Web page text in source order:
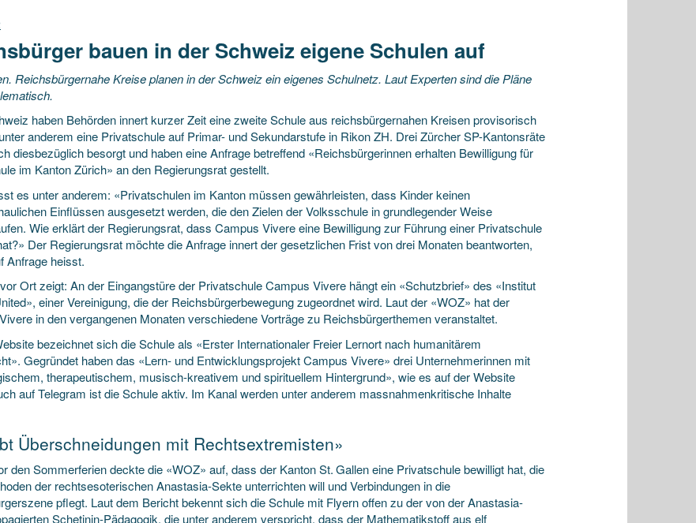
bauen in der Schweiz eigene Schulen auf
Reichsbürgernahe Kreise planen in der Schweiz ein eigenes Schulnetz. Laut Experten sind die Pläne
haben Behörden innert kurzer Zeit eine zweite Schule aus reichsbürgernahen Kreisen provisorisch
anderem eine Privatschule auf Primar- und Sekundarstufe in Rikon ZH. Drei Zürcher SP-Kantonsräte
diesbezüglich besorgt und haben eine Anfrage betreffend «Reichsbürgerinnen erhalten Bewilligung für
im Kanton Zürich» an den Regierungsrat gestellt.
es unter anderem: «Privatschulen im Kanton müssen gewährleisten, dass Kinder keinen
Einflüssen ausgesetzt werden, die den Zielen der Volksschule in grundlegender Weise
Wie erklärt der Regierungsrat, dass Campus Vivere eine Bewilligung zur Führung einer Privatschule
Der Regierungsrat möchte die Anfrage innert der gesetzlichen Frist von drei Monaten beantworten,
Anfrage heisst.
Ort zeigt: An der Eingangstüre der Privatschule Campus Vivere hängt ein «Schutzbrief» des «Institut
einer Vereinigung, die der Reichsbürgerbewegung zugeordnet wird. Laut der «WOZ» hat der
in den vergangenen Monaten verschiedene Vorträge zu Reichsbürgerthemen veranstaltet.
bezeichnet sich die Schule als «Erster Internationaler Freier Lernort nach humanitärem
Gegründet haben das «Lern- und Entwicklungsprojekt Campus Vivere» drei Unternehmerinnen mit
therapeutischem, musisch-kreativem und spirituellem Hintergrund», wie es auf der Website
auf Telegram ist die Schule aktiv. Im Kanal werden unter anderem massnahmenkritische Inhalte
Überschneidungen mit Rechtsextremisten»
den Sommerferien deckte die «WOZ» auf, dass der Kanton St. Gallen eine Privatschule bewilligt hat, die
der rechtsesoterischen Anastasia-Sekte unterrichten will und Verbindungen in die
pflegt. Laut dem Bericht bekennt sich die Schule mit Flyern offen zu der von der Anastasia-
Schetinin-Pädagogik, die unter anderem verspricht, dass der Mathematikstoff aus elf